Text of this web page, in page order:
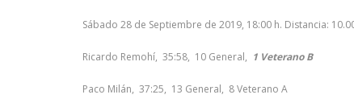
Sábado 28 de Septiembre de 2019, 18:00 h. Distancia:
Ricardo Remohí, 35:58, 10 General, 1 Veterano B
Paco Milán, 37:25, 13 General, 8 Veterano A